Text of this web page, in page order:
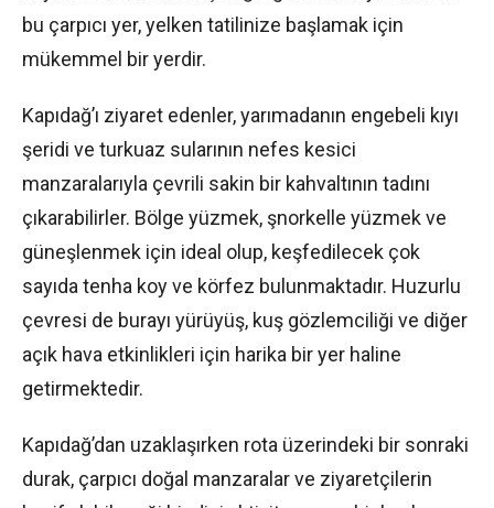
bu çarpıcı yer, yelken tatilinize başlamak için
mükemmel bir yerdir.
Kapıdağ’ı ziyaret edenler, yarımadanın engebeli kıyı
şeridi ve turkuaz sularının nefes kesici
manzaralarıyla çevrili sakin bir kahvaltının tadını
çıkarabilirler. Bölge yüzmek, şnorkelle yüzmek ve
güneşlenmek için ideal olup, keşfedilecek çok
sayıda tenha koy ve körfez bulunmaktadır. Huzurlu
çevresi de burayı yürüyüş, kuş gözlemciliği ve diğer
açık hava etkinlikleri için harika bir yer haline
getirmektedir.
Kapıdağ’dan uzaklaşırken rota üzerindeki bir sonraki
durak, çarpıcı doğal manzaralar ve ziyaretçilerin